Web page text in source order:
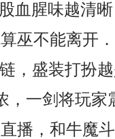
血腥味越清
巫不能离开
，盛装打扮
，一剑将玩家
播，和牛魔